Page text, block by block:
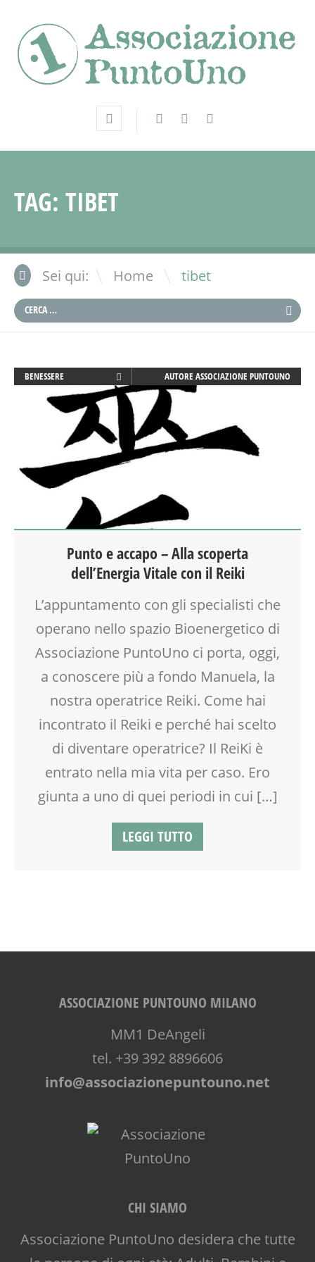
TAG: TIBET
Sei qui: Home \ tibet
BENESSERE
BIONATURALE
MEDITAZIONE
RIEQUILIBRIO ENERGETICO
TEMPO LIBERO
VIA FARUFFINI
AUTORE ASSOCIAZIONE PUNTOUNO
Punto e accapo – Alla scoperta
dell’Energia Vitale con il Reiki
L’appuntamento con gli specialisti che
operano nello spazio Bioenergetico di
Associazione PuntoUno ci porta, oggi,
a conoscere più a fondo Manuela, la
nostra operatrice Reiki. Come hai
incontrato il Reiki e perché hai scelto
di diventare operatrice? Il ReiKi è
entrato nella mia vita per caso. Ero
giunta a uno di quei periodi in cui […]
LEGGI TUTTO
ASSOCIAZIONE PUNTOUNO MILANO
MM1 DeAngeli
tel. +39 392 8896606
info@associazionepuntouno.net
CHI SIAMO
Associazione PuntoUno desidera che tutte